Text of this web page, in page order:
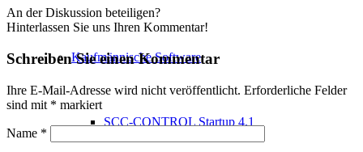
Kaufmännische Software
SCC-CONTROL Startup 4.1
An der Diskussion beteiligen?
Hinterlassen Sie uns Ihren Kommentar!
Schreiben Sie einen Kommentar
Ihre E-Mail-Adresse wird nicht veröffentlicht. Erforderliche Felder
sind mit * markiert
Name *